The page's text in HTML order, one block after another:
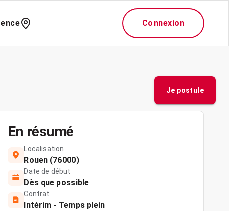
Connexion
Je postule
En résumé
Localisation
Rouen (76000)
Date de début
Dès que possible
Contrat
Intérim - Temps plein